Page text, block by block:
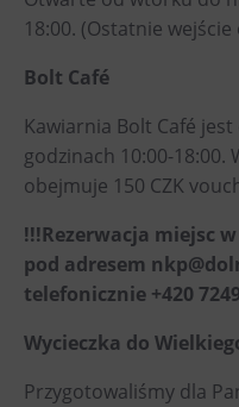
Przyjęcie
Obozy
Loty widokowe
Wypożyczanie
18:00. (Ostatnie wejście
Bolt Café
Kawiarnia Bolt Café
godzinach 10:00-18:00.
obejmuje 150 CZK
!!!Rezerwacja miejsc
pod adresem
telefonicznie +420
Wycieczka do
Przygotowaliśmy dla